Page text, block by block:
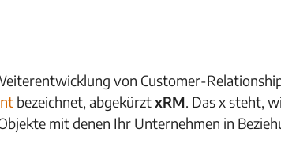
von Customer-
bezeichnet, abgekürztxRM. Das x steht,
mit denen Ihr Unternehmen in